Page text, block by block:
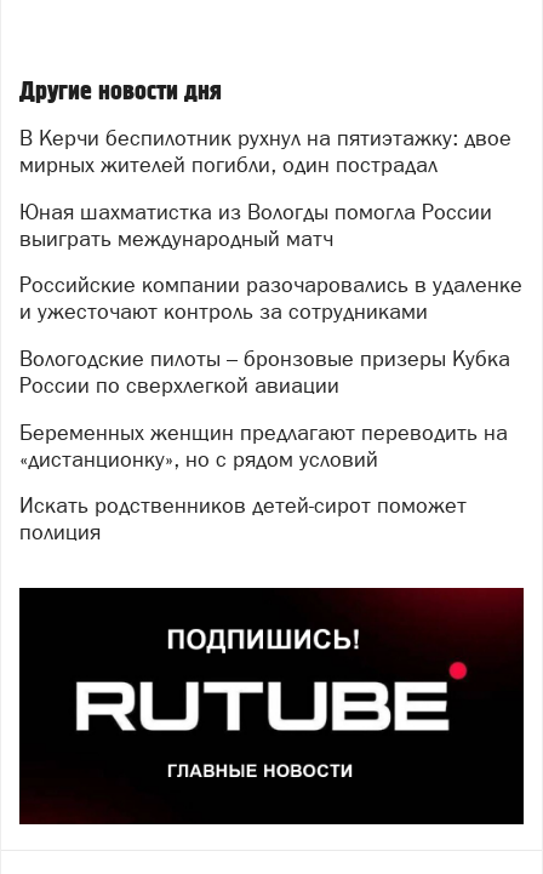
Другие новости дня
В Керчи беспилотник рухнул на пятиэтажку: двое
мирных жителей погибли, один пострадал
Юная шахматистка из Вологды помогла России
выиграть международный матч
Российские компании разочаровались в удаленке
и ужесточают контроль за сотрудниками
Вологодские пилоты – бронзовые призеры Кубка
России по сверхлегкой авиации
Беременных женщин предлагают переводить на
«дистанционку», но с рядом условий
Искать родственников детей-сирот поможет
полиция